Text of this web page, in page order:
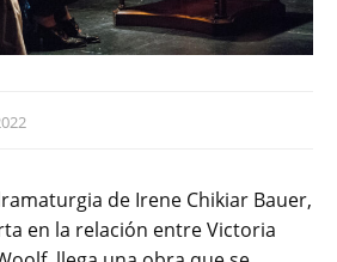
de Irene Chikiar Bauer,
en la relación entre Victoria